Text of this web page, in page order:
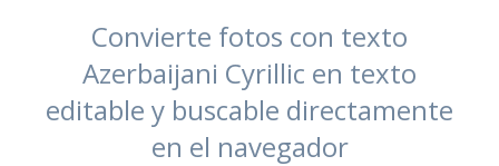
Convierte fotos con texto
Azerbaijani Cyrillic en texto
editable y buscable directamente
en el navegador